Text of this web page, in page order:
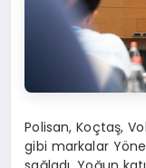
Polisan, Koçtaş,
gibi markalar